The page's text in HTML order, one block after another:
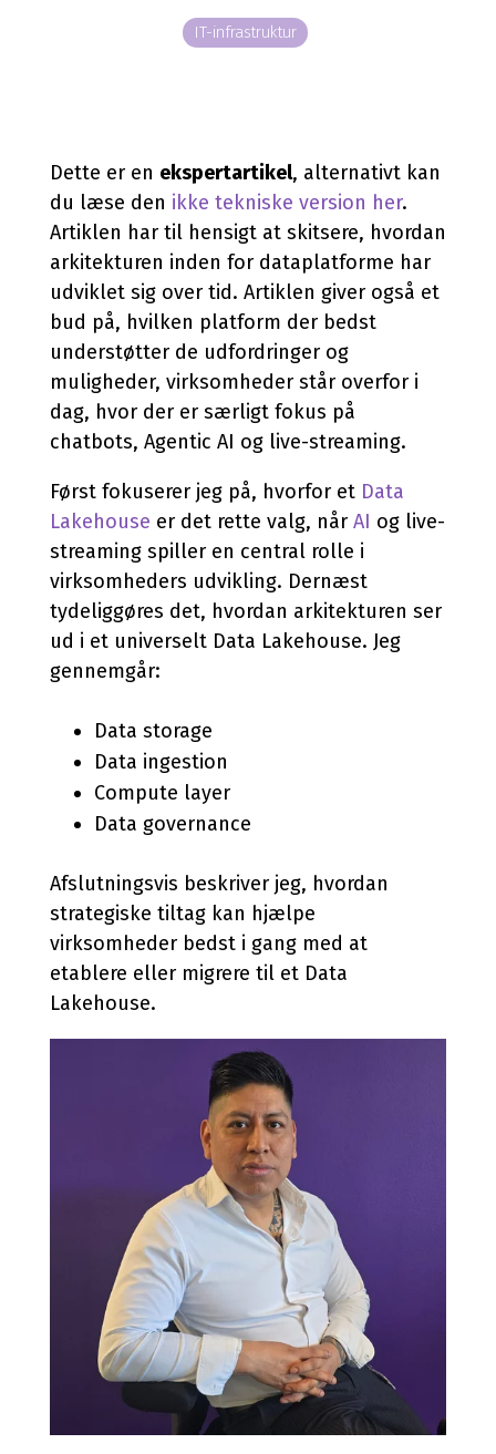
Consulting Services
Applikationsdrift og support
Zabbix
Hardware
Bruttolønsordning
Microsoft 365 Cost Control
Copilot+
CO2-aftryk på IT
IT-infrastruktur
Dette er en ekspertartikel, alternativt kan
du læse den ikke tekniske version her.
Artiklen har til hensigt at skitsere, hvordan
arkitekturen inden for dataplatforme har
udviklet sig over tid. Artiklen giver også et
bud på, hvilken platform der bedst
understøtter de udfordringer og
muligheder, virksomheder står overfor i
dag, hvor der er særligt fokus på
chatbots, Agentic AI og live-streaming.
Først fokuserer jeg på, hvorfor et Data
Lakehouse er det rette valg, når AI og live-
streaming spiller en central rolle i
virksomheders udvikling. Dernæst
tydeliggøres det, hvordan arkitekturen ser
ud i et universelt Data Lakehouse. Jeg
gennemgår:
Data storage
Data ingestion
Compute layer
Data governance
Afslutningsvis beskriver jeg, hvordan
strategiske tiltag kan hjælpe
virksomheder bedst i gang med at
etablere eller migrere til et Data
Lakehouse.